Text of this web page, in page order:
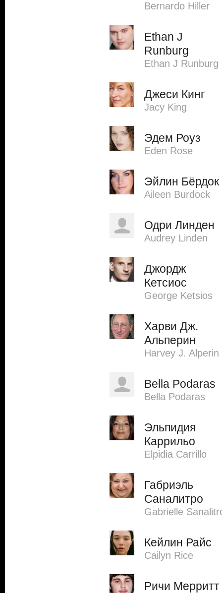
Bernardo Hiller
Ethan J
Runburg
Ethan J Runburg
Джеси Кинг
Jacy King
Эдем Роуз
Eden Rose
Эйлин Бёрдок
Aileen Burdock
Одри Линден
Audrey Linden
Джордж
Кетсиос
George Ketsios
Харви Дж.
Альперин
Harvey J. Alperin
Bella Podaras
Bella Podaras
Эльпидия
Каррильо
Elpidia Carrillo
Габриэль
Саналитро
Gabrielle
Кейлин Райс
Cailyn Rice
Ричи Мерритт